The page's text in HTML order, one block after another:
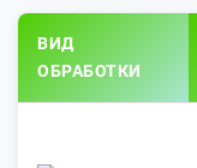
ВИД
ОБРАБОТКИ